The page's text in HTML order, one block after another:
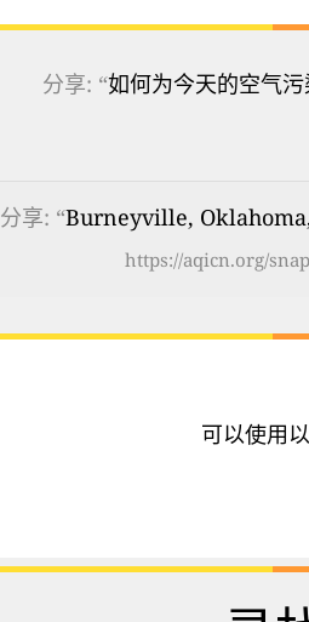
分享: “如何为今天的空气
分享: “Burneyville,
https://aqicn.org/
可以使用